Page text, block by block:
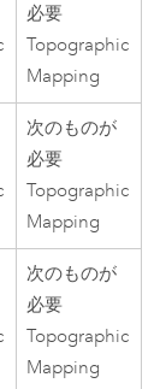
必要
Topographic
Mapping
次のものが
必要
Topographic
Mapping
次のものが
必要
Topographic
Mapping